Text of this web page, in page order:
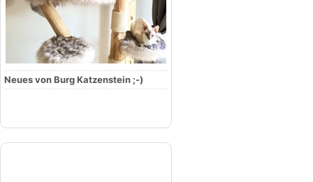
Neues von Burg Katzenstein ;-)